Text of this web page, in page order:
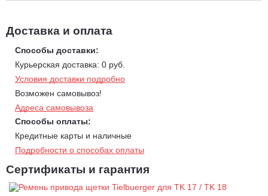
Доставка и оплата
Способы доставки:
Курьерская доставка: 0 руб.
Условия доставки подробно
Возможен самовывоз!
Адреса самовывоза
Способы оплаты:
Кредитные карты и наличные
Подробности о способах оплаты
Сертификаты и гарантия